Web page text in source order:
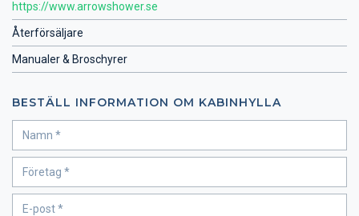
https://www.arrowshower.se
Återförsäljare
Manualer & Broschyrer
BESTÄLL INFORMATION OM KABINHYLLA